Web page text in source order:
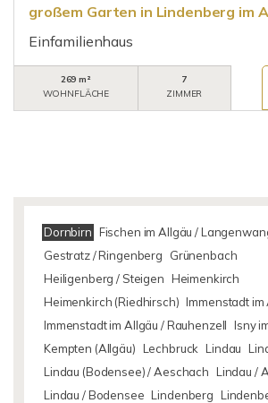
großem Garten in Lindenberg im
Einfamilienhaus
269 m²
WOHNFLÄCHE
7
ZIMMER
Dornbirn Fischen im Allgäu /
Gestratz / Ringenberg
Grünenbach
Heiligenberg / Steigen Heimenkirch
Heimenkirch (Riedhirsch) Immenstadt im
Immenstadt im Allgäu / Rauhenzell Isny
Kempten (Allgäu) Lechbruck Lindau
Lindau (Bodensee) / Aeschach Lindau /
Lindau / Bodensee Lindenberg